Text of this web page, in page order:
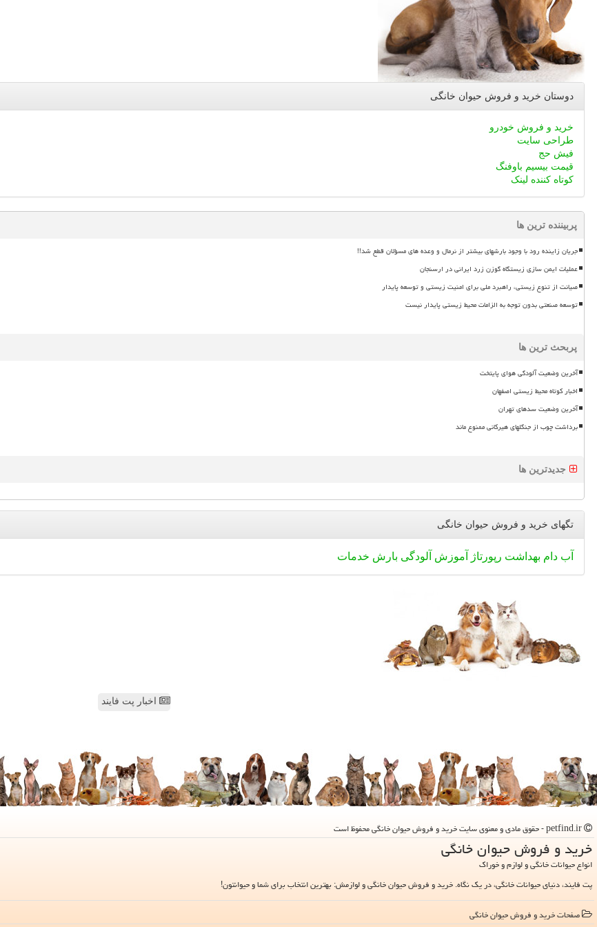
دوستان خرید و فروش حیوان خانگی
خرید و فروش خودرو
طراحی سایت
فیش حج
قیمت بیسیم باوفنگ
کوتاه کننده لینک
پربیننده ترین ها
جریان زاینده رود با وجود بارشهای بیشتر از نرمال و وعده های مسؤلان قطع شد!!
عملیات ایمن سازی زیستگاه گوزن زرد ایرانی در ارسنجان
صیانت از تنوع زیستی، راهبرد ملی برای امنیت زیستی و توسعه پایدار
توسعه صنعتی بدون توجه به الزامات محیط زیستی پایدار نیست
پربحث ترین ها
آخرین وضعیت آلودگی هوای پایتخت
اخبار کوتاه محیط زیستی اصفهان
آخرین وضعیت سدهای تهران
برداشت چوب از جنگلهای هیرکانی ممنوع ماند
جدیدترین ها
تگهای خرید و فروش حیوان خانگی
آب دام بهداشت رپورتاژ آموزش آلودگی بارش خدمات
اخبار پت فایند
خرید و فروش حیوان خانگی
انواع حیوانات خانگی و لوازم و خوراک
پت فایند، دنیای حیوانات خانگی، در یک نگاه. خرید و فروش حیوان خانگی و لوازمش: بهترین انتخاب برای شما و حیوانتون!
صفحات خرید و فروش حیوان خانگی